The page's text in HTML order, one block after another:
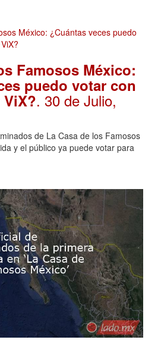
Famosos México:
puedo votar con
. 30 de Julio,
de La Casa de los Famosos
y el público ya puede votar para